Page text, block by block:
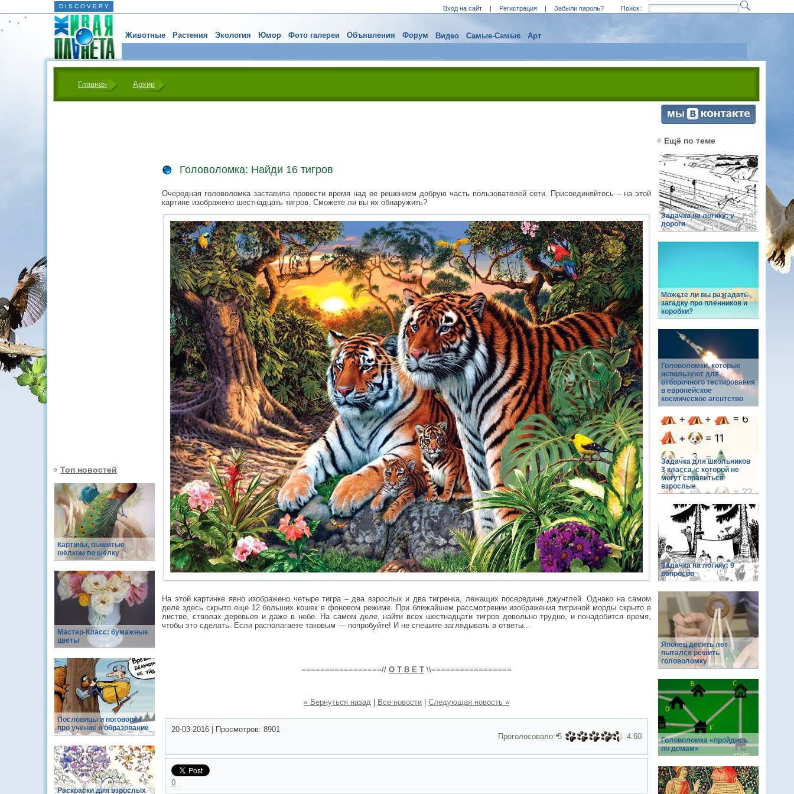
D I S C O V E R Y Вход на сайт | Регистрация | Забыли пароль? Поиск:
Животные Растения Экология Юмор Фото галереи Объявления Форум Видео Самые-Самые Арт
Главная Архив
Топ новостей
Картины, вышитые
шёлком по шёлку
Мастер-Класс: бумажные
цветы
Пословицы и поговорки
про учение и образование
Раскраски для взрослых
Головоломка: Найди 16 тигров
Очередная головоломка заставила провести время над ее решением добрую часть пользователей сети. Присоединяйтесь – на этой
картине изображено шестнадцать тигров. Сможете ли вы их обнаружить?
На этой картинке явно изображено четыре тигра – два взрослых и два тигренка, лежащих посередине джунглей. Однако на самом
деле здесь скрыто еще 12 больших кошек в фоновом режиме. При ближайшем рассмотрении изображения тигриной морды скрыто в
листве, стволах деревьев и даже в небе. На самом деле, найти всех шестнадцати тигров довольно трудно, и понадобится время,
чтобы это сделать. Если располагаете таковым — попробуйте! И не спешите заглядывать в ответы...
=================// О Т В Е Т \\=================
« Вернуться назад Все новости Следующая новость »
20-03-2016 Просмотров: 8901
Проголосовало:5 4.60
0
Ещё по теме
Задачка на логику: у
дороги
Можете ли вы разгадать
загадку про пленников и
коробки?
Головоломки, которые
используют для
отборочного тестирования
в европейское
космическое агентство
Задачка для школьников
3 класса, с которой не
могут справиться
взрослые
Задачка на логику: 9
вопросов
Японец десять лет
пытался решить
головоломку
Головоломка «пройдись
по домам»